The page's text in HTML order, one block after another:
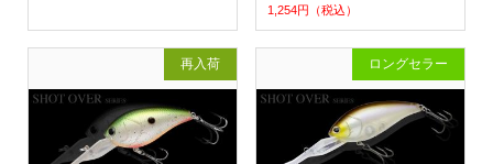
1,254円（税込）
再入荷 ロングセラー